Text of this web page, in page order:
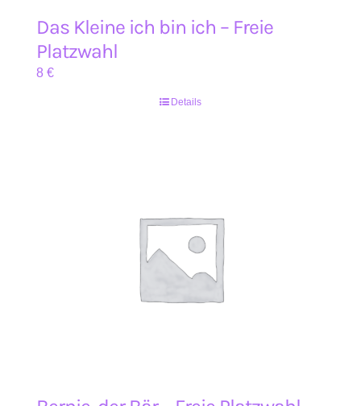
Das Kleine ich bin ich – Freie
Platzwahl
8 €
Details